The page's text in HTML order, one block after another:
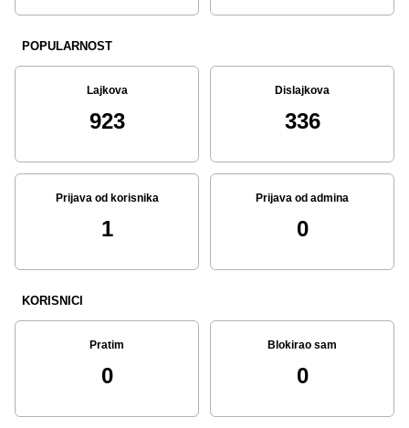
POPULARNOST
Lajkova
923
Dislajkova
336
Prijava od korisnika
1
Prijava od admina
0
KORISNICI
Pratim
0
Blokirao sam
0